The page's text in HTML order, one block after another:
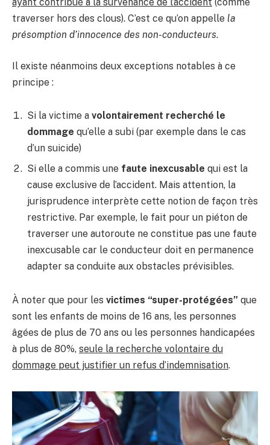
traverser hors des clous). C’est ce qu’on appelle la
présomption d’innocence des non-conducteurs.
Il existe néanmoins deux exceptions notables à ce
principe :
Si la victime a volontairement recherché le
dommage qu’elle a subi (par exemple dans le cas
d’un suicide)
Si elle a commis une faute inexcusable qui est la
cause exclusive de l’accident. Mais attention, la
jurisprudence interprète cette notion de façon très
restrictive. Par exemple, le fait pour un piéton de
traverser une autoroute ne constitue pas une faute
inexcusable car le conducteur doit en permanence
adapter sa conduite aux obstacles prévisibles.
À noter que pour les victimes “super-protégées” que
sont les enfants de moins de 16 ans, les personnes
âgées de plus de 70 ans ou les personnes handicapées
à plus de 80%, seule la recherche volontaire du
dommage peut justifier un refus d’indemnisation.